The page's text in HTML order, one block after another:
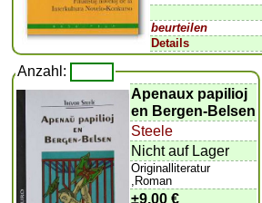
beurteilen
Details
Anzahl:
Apenaux papilioj
en Bergen-Belsen
Steele
Nicht auf Lager
Originalliteratur
,Roman
±9,00 €